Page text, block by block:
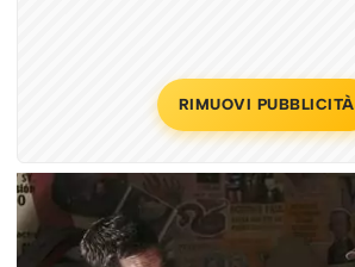
RIMUOVI PUBBLICITÀ